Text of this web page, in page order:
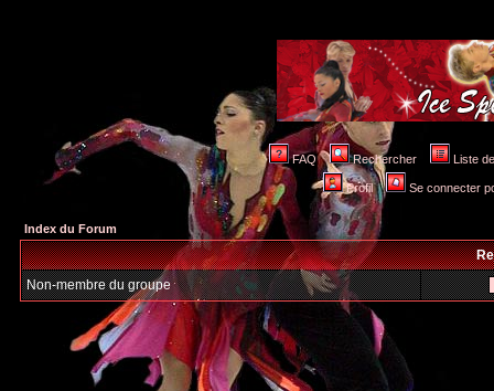
FAQ Rechercher Liste
Profil Se connecter
Index du Forum
Non-membre du groupe